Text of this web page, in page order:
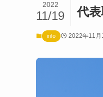
代
2022
11/19
info 2022年11月